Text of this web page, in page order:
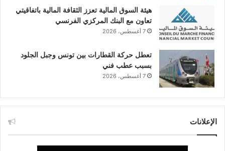
هيئة السوق المالية تعزز الثقافة المالية باتفاقيتي
تعاون مع البنك المركزي الفرنسي
7 أغسطس، 2026
تعطل حركة القطارات بين تونس وجبل الجلود
بسبب عطب فني
7 أغسطس، 2026
الإعلانات